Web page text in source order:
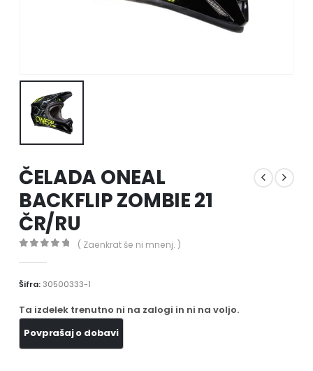
ČELADA ONEAL
BACKFLIP ZOMBIE 21
ČR/RU
( Zaenkrat še ni mnenj. )
Šifra:30500333-1
Ta izdelek trenutno ni na zalogi in ni na voljo.